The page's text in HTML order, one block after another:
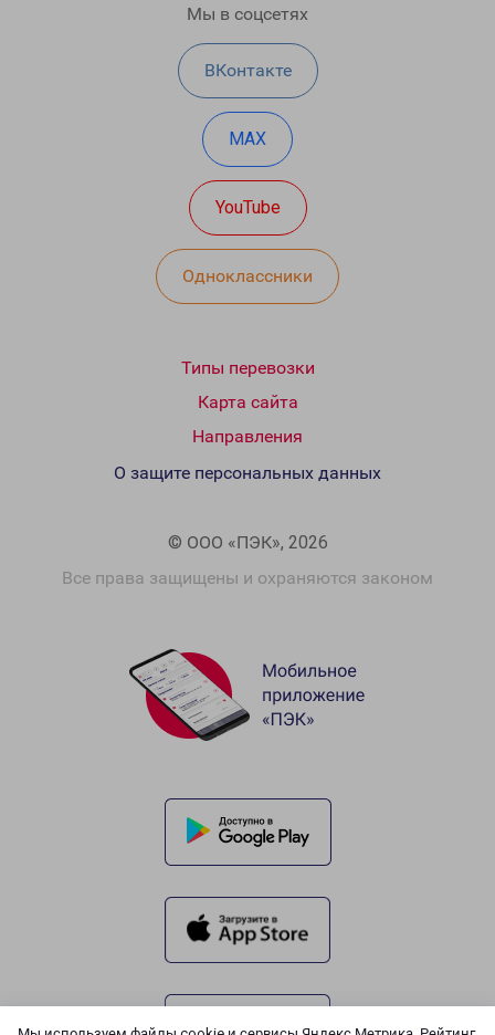
Мы в соцсетях
ВКонтакте
MAX
YouTube
Одноклассники
Типы перевозки
Карта сайта
Направления
© ООО «ПЭК», 2026
Все права защищены и охраняются законом
О защите персональных данных